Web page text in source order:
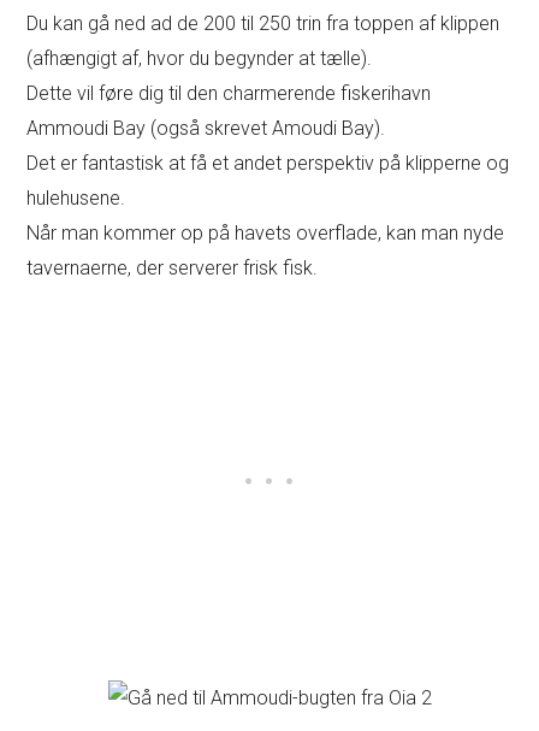
Du kan gå ned ad de 200 til 250 trin fra toppen af klippen
(afhængigt af, hvor du begynder at tælle).
Dette vil føre dig til den charmerende fiskerihavn
Ammoudi Bay (også skrevet Amoudi Bay).
Det er fantastisk at få et andet perspektiv på klipperne og
hulehusene.
Når man kommer op på havets overflade, kan man nyde
tavernaerne, der serverer frisk fisk.